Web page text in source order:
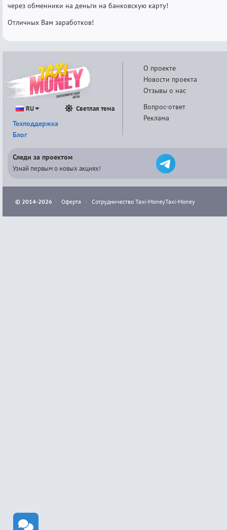
через обменники на деньги на банковскую карту!
Отличных Вам заработков!
О проекте
Новости проекта
Отзывы о нас
Вопрос-ответ
Реклама
RU Светлая тема
Техподдержка
Блог
Следи за проектом
Узнай первым о новых акциях!
© 2014-2026 · Оферта · Сотрудничество Taxi-MoneyTaxi-Money